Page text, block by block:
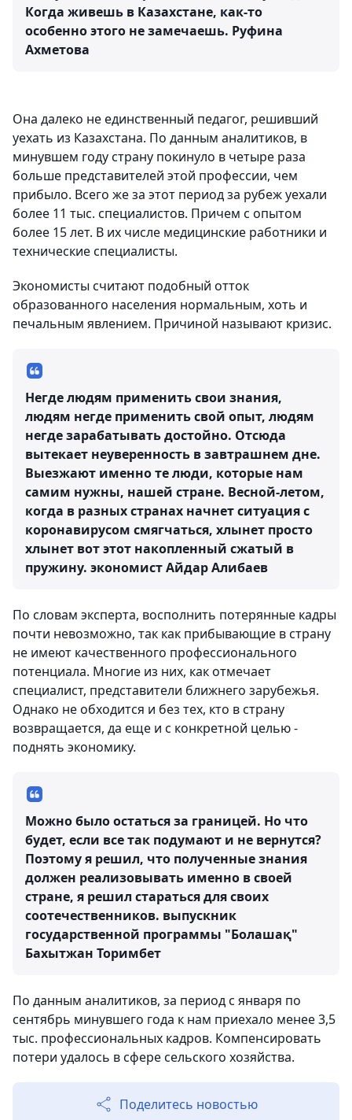
Когда живешь в Казахстане, как-то
особенно этого не замечаешь. Руфина
Ахметова
Она далеко не единственный педагог, решивший
уехать из Казахстана. По данным аналитиков, в
минувшем году страну покинуло в четыре раза
больше представителей этой профессии, чем
прибыло. Всего же за этот период за рубеж уехали
более 11 тыс. специалистов. Причем с опытом
более 15 лет. В их числе медицинские работники и
технические специалисты.
Экономисты считают подобный отток
образованного населения нормальным, хоть и
печальным явлением. Причиной называют кризис.
Негде людям применить свои знания,
людям негде применить свой опыт, людям
негде зарабатывать достойно. Отсюда
вытекает неуверенность в завтрашнем дне.
Выезжают именно те люди, которые нам
самим нужны, нашей стране. Весной-летом,
когда в разных странах начнет ситуация с
коронавирусом смягчаться, хлынет просто
хлынет вот этот накопленный сжатый в
пружину. экономист Айдар Алибаев
По словам эксперта, восполнить потерянные кадры
почти невозможно, так как прибывающие в страну
не имеют качественного профессионального
потенциала. Многие из них, как отмечает
специалист, представители ближнего зарубежья.
Однако не обходится и без тех, кто в страну
возвращается, да еще и с конкретной целью -
поднять экономику.
Можно было остаться за границей. Но что
будет, если все так подумают и не вернутся?
Поэтому я решил, что полученные знания
должен реализовывать именно в своей
стране, я решил стараться для своих
соотечественников. выпускник
государственной программы "Болашақ"
Бахытжан Торимбет
По данным аналитиков, за период с января по
сентябрь минувшего года к нам приехало менее 3,5
тыс. профессиональных кадров. Компенсировать
потери удалось в сфере сельского хозяйства.
Поделитесь новостью